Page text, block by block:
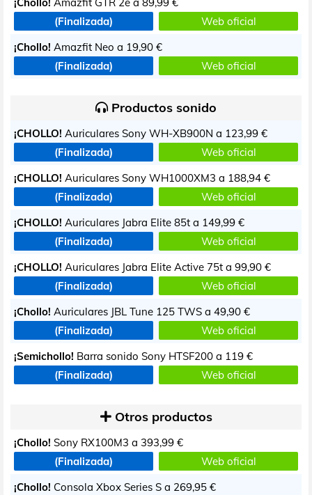
(Finalizada)
Web oficial
¡Chollo! Amazfit Neo a 19,90 €
(Finalizada)
Web oficial
Productos sonido
¡CHOLLO! Auriculares Sony WH-XB900N a 123,99 €
(Finalizada)
Web oficial
¡CHOLLO! Auriculares Sony WH1000XM3 a 188,94 €
(Finalizada)
Web oficial
¡CHOLLO! Auriculares Jabra Elite 85t a 149,99 €
(Finalizada)
Web oficial
¡CHOLLO! Auriculares Jabra Elite Active 75t a 99,90 €
(Finalizada)
Web oficial
¡Chollo! Auriculares JBL Tune 125 TWS a 49,90 €
(Finalizada)
Web oficial
¡Semichollo! Barra sonido Sony HTSF200 a 119 €
(Finalizada)
Web oficial
Otros productos
¡Chollo! Sony RX100M3 a 393,99 €
(Finalizada)
Web oficial
¡Chollo! Consola Xbox Series S a 269,95 €